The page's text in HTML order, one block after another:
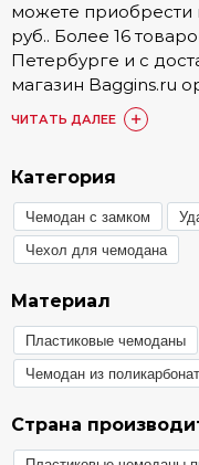
можете приобрести
руб.. Более 16
Петербурге и с
магазин Baggins.ru
Подробные условия
доступна в разделе
Купить Чемоданы
Также доступен
511-35-52 или в
постоянные
более 1748
Любой из
сертифицирован,
ЧИТАТЬ ДАЛЕЕ
Категория
Чемодан с замком
Чехол для чемодана
Материал
Пластиковые чемоданы
Чемодан из
Страна